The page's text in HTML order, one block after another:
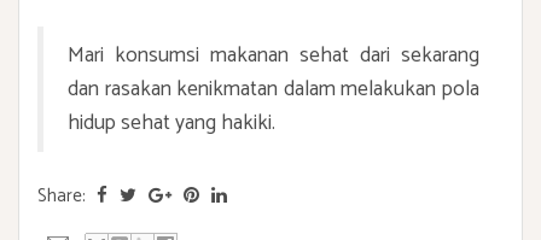
Mari konsumsi makanan sehat dari sekarang
dan rasakan kenikmatan dalam melakukan pola
hidup sehat yang hakiki.
Share: